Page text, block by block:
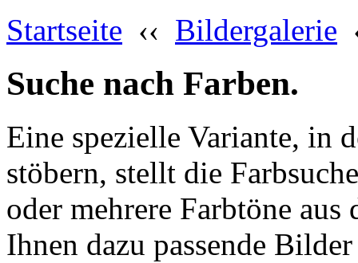
Startseite ‹‹ Bildergalerie
Suche nach Farben.
Eine spezielle Variante, in
stöbern, stellt die
oder mehrere Farbtöne
Ihnen dazu passende